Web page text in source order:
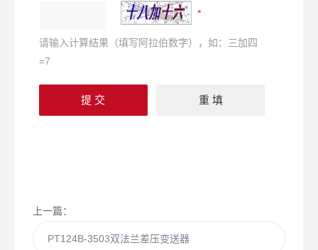
请输入计算结果（填写阿拉伯数字），如：三加四
=7
上一篇：
PT124B-3503双法兰差压变送器